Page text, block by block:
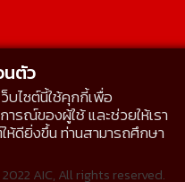
AIC, All rights reserved.
นตัว
บไซต์นี้ใช้คุกกี้เพื่อ
รณ์ของผู้ใช้ และช่วยให้เรา
ดียิ่งขึ้น ท่านสามารถศึกษา